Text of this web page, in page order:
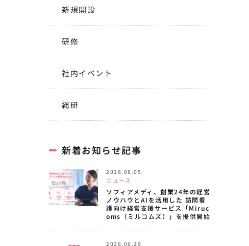
新規開設
研修
社内イベント
総研
新着お知らせ記事
2026.08.05
ニュース
ソフィアメディ、創業24年の経営
ノウハウとAIを活用した 訪問看
護向け経営支援サービス「Miruc
oms（ミルコムズ）」を提供開始
2026.06.29